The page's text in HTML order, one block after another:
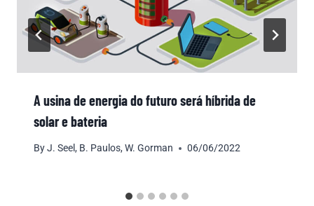
A usina de energia do futuro será híbrida de
solar e bateria
ByJ. Seel, B. Paulos, W. Gorman 06/06/2022